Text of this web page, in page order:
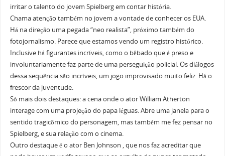
irritar o talento do jovem Spielberg em contar história.
Chama atenção também no jovem a vontade de conhecer os EUA.
Há na direção uma pegada “neo realista”, próximo também do
fotojornalismo. Parece que estamos vendo um registro histórico.
Inclusive há figurantes incríveis, como o bêbado que é preso e
involuntariamente faz parte de uma perseguição policial. Os diálogos
dessa sequência são incríveis, um jogo improvisado muito feliz. Há o
frescor da juventude.
Só mais dois destaques: a cena onde o ator William Atherton
interage com uma projeção do papa léguas. Abre uma janela para o
sentido tragicômico do personagem, mas também me fez pensar no
Spielberg, e sua relação com o cinema.
Outro destaque é o ator Ben Johnson , que nos faz acreditar que